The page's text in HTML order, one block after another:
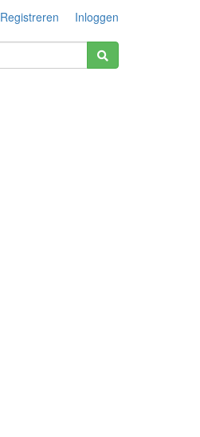
Registreren Inloggen